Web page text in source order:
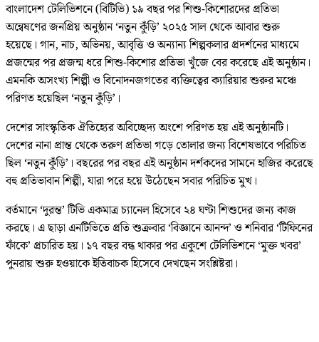
বাংলাদেশ টেলিভিশনে (বিটিভি) ১৯ বছর পর শিশু-কিশোরদের প্রতিভা
অন্বেষণের জনপ্রিয় অনুষ্ঠান ‘নতুন কুঁড়ি’ ২০২৫ সাল থেকে আবার শুরু
হয়েছে। গান, নাচ, অভিনয়, আবৃত্তি ও অন্যান্য শিল্পকলার প্রদর্শনের মাধ্যমে
প্রজন্মের পর প্রজন্ম ধরে শিশু-কিশোর প্রতিভা খুঁজে বের করেছে এই অনুষ্ঠান।
এমনকি অসংখ্য শিল্পী ও বিনোদনজগতের ব্যক্তিত্বের ক্যারিয়ার শুরুর মঞ্চে
পরিণত হয়েছিল ‘নতুন কুঁড়ি’।
দেশের সাংস্কৃতিক ঐতিহ্যের অবিচ্ছেদ্য অংশে পরিণত হয় এই অনুষ্ঠানটি।
দেশের নানা প্রান্ত থেকে তরুণ প্রতিভা গড়ে তোলার জন্য বিশেষভাবে পরিচিত
ছিল ‘নতুন কুঁড়ি’। বছরের পর বছর এই অনুষ্ঠান দর্শকদের সামনে হাজির করেছে
বহু প্রতিভাবান শিল্পী, যারা পরে হয়ে উঠেছেন সবার পরিচিত মুখ।
বর্তমানে ‘দুরন্ত’ টিভি একমাত্র চ্যানেল হিসেবে ২৪ ঘণ্টা শিশুদের জন্য কাজ
করছে। এ ছাড়া এনটিভিতে প্রতি শুক্রবার ‘বিজ্ঞানে আনন্দ’ ও শনিবার ‘টিফিনের
ফাঁকে’ প্রচারিত হয়। ১৭ বছর বন্ধ থাকার পর একুশে টেলিভিশনে ‘মুক্ত খবর’
পুনরায় শুরু হওয়াকে ইতিবাচক হিসেবে দেখছেন সংশ্লিষ্টরা।